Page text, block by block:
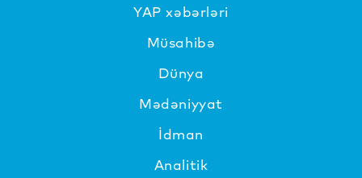
YAP xəbərləri
Müsahibə
Dünya
Mədəniyyat
İdman
Analitik